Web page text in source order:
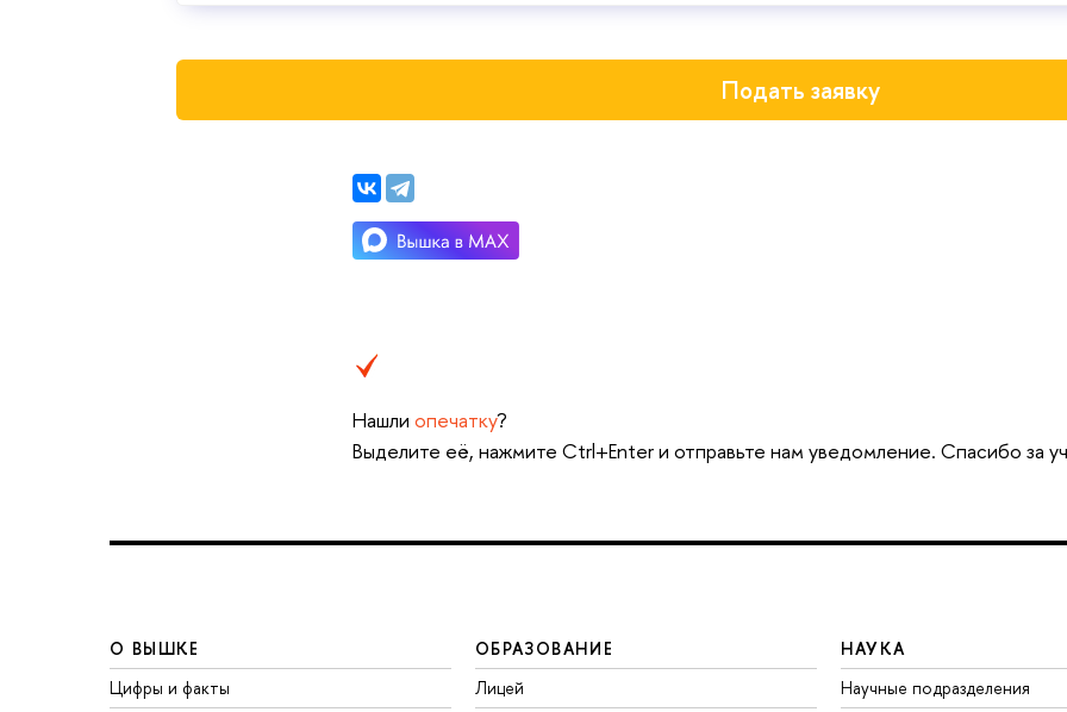
Подать заявку
Нашли опечатку?
Выделите её, нажмите Ctrl+Enter и отправьте нам уведомление. Спасибо за
О ВЫШКЕ
Цифры и факты
ОБРАЗОВАНИЕ
Лицей
НАУКА
Научные подразделения